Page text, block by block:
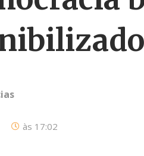
às 17:02